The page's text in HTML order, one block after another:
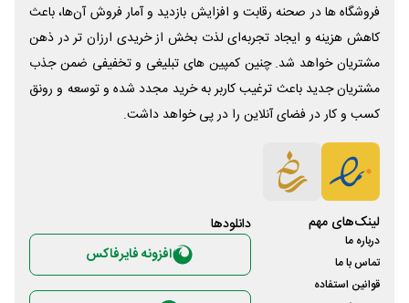
فروشگاه ها در صحنه رقابت و افزایش بازدید و آمار فروش آن‌ها، باعث
کاهش هزینه و ایجاد تجربه‌ای لذت بخش از خریدی ارزان تر در ذهن
مشتریان خواهد شد. چنین کمپین های تبلیغی و تخفیفی ضمن جذب
مشتریان جدید باعث ترغیب کاربر به خرید مجدد شده و توسعه و رونق
کسب و کار در فضای آنلاین را در پی خواهد داشت.
لینک‌های مهم
درباره ما
تماس با ما
قوانین استفاده
دانلود‌ها
افزونه فایرفاکس